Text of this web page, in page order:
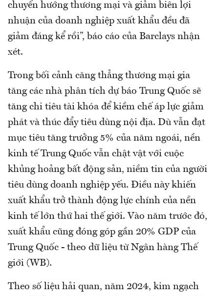
chuyển hướng thương mại và giảm biên lợi
nhuận của doanh nghiệp xuất khẩu đều đã
giảm đáng kể rồi”, báo cáo của Barclays nhận
xét.
Trong bối cảnh căng thẳng thương mại gia
tăng các nhà phân tích dự báo Trung Quốc sẽ
tăng chi tiêu tài khóa để kiềm chế áp lực giảm
phát và thúc đẩy tiêu dùng nội địa. Dù vẫn đạt
mục tiêu tăng trưởng 5% của năm ngoái, nền
kinh tế Trung Quốc vẫn chật vật với cuộc
khủng hoảng bất động sản, niềm tin của người
tiêu dùng doanh nghiệp yếu. Điều này khiến
xuất khẩu trở thành động lực chính của nền
kinh tế lớn thứ hai thế giới. Vào năm trước đó,
xuất khẩu cũng đóng góp gần 20% GDP của
Trung Quốc - theo dữ liệu từ Ngân hàng Thế
giới (WB).
Theo số liệu hải quan, năm 2024, kim ngạch